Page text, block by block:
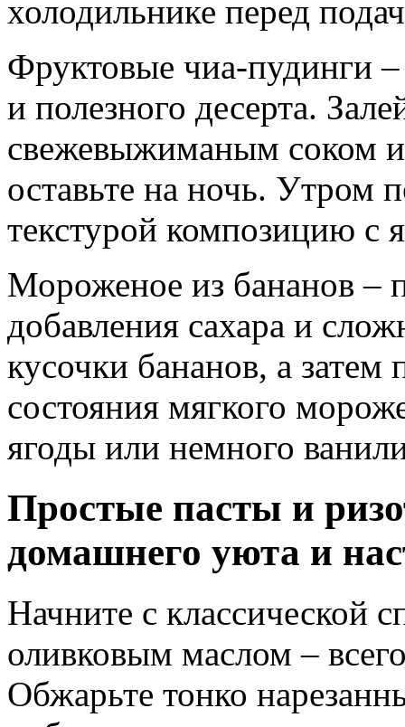
холодильнике перед
Фруктовые чиа-пудинги
и полезного десерта.
свежевыжиманым соком
оставьте на ночь. Утром
текстурой композицию с
Мороженое из бананов –
добавления сахара и
кусочки бананов, а затем
состояния мягкого
ягоды или немного
Простые пасты и
домашнего уюта и
Начните с классической
оливковым маслом –
Обжарьте тонко